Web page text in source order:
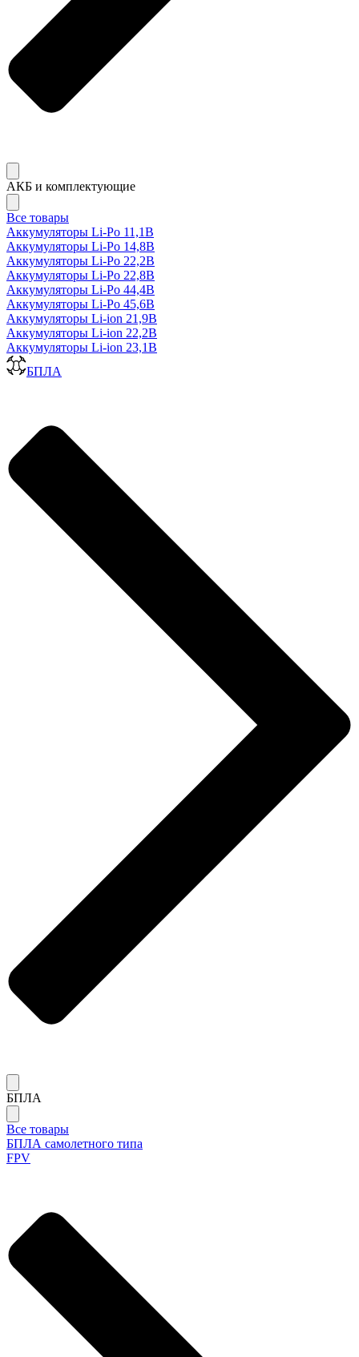
АКБ и комплектующие
Все товары
Аккумуляторы Li-Po 11,1В
Аккумуляторы Li-Po 14,8В
Аккумуляторы Li-Po 22,2В
Аккумуляторы Li-Po 22,8В
Аккумуляторы Li-Po 44,4В
Аккумуляторы Li-Po 45,6В
Аккумуляторы Li-ion 21,9В
Аккумуляторы Li-ion 22,2В
Аккумуляторы Li-ion 23,1В
БПЛА
БПЛА
Все товары
БПЛА самолетного типа
FPV